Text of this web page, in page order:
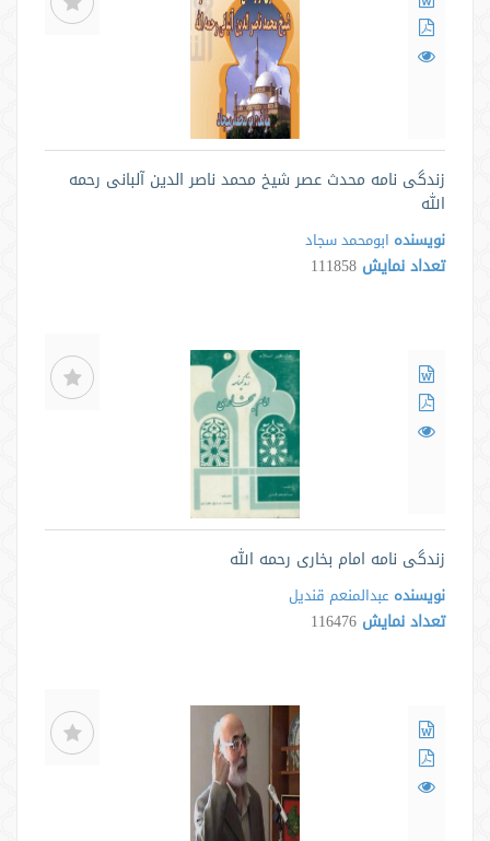
زندگی نامه محدث عصر شیخ محمد ناصر الدین آلبانی رحمه
الله
نویسنده ابومحمد سجاد
تعداد نمایش 111858
زندگی نامه امام بخاری رحمه الله
نویسنده عبدالمنعم قندیل
تعداد نمایش 116476